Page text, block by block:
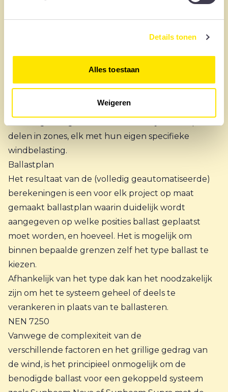
Details tonen
Alles toestaan
Weigeren
gekoppeld systeem is, is de gemiddelde ballast veel
lager dan wanneer het allemaal los opgestelde
veld met zonnepanelen, hoe meer panelen er in de
Sunbeam Calculator wordt hier automatisch
delen in zones, elk met hun eigen specifieke
windbelasting.
Ballastplan
Het resultaat van de (volledig geautomatiseerde)
berekeningen is een voor elk project op maat
gemaakt ballastplan waarin duidelijk wordt
aangegeven op welke posities ballast geplaatst
moet worden, en hoeveel. Het is mogelijk om
binnen bepaalde grenzen zelf het type ballast te
kiezen.
Afhankelijk van het type dak kan het noodzakelijk
zijn om het te systeem geheel of deels te
verankeren in plaats van te ballasteren.
NEN 7250
Vanwege de complexiteit van de
verschillende factoren en het grillige gedrag van
de wind, is het principieel onmogelijk om de
benodigde ballast voor een gekoppeld systeem